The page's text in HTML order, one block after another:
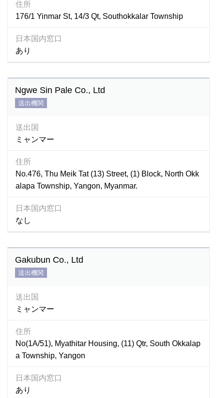
住所
176/1 Yinmar St, 14/3 Qt, Southokkalar Township
日本国内窓口
あり
Ngwe Sin Pale Co., Ltd
送出機関
送出国
ミャンマー
住所
No.476, Thu Meik Tat (13) Street, (1) Block, North Okk
alapa Township, Yangon, Myanmar.
日本国内窓口
なし
Gakubun Co., Ltd
送出機関
送出国
ミャンマー
住所
No(1A/51), Myathitar Housing, (11) Qtr, South Okkalap
a Township, Yangon
日本国内窓口
あり